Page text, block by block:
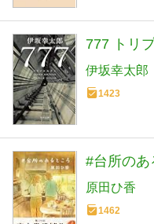
777 トリ
伊坂幸太郎
1423
#台所のあ
原田ひ香
1462